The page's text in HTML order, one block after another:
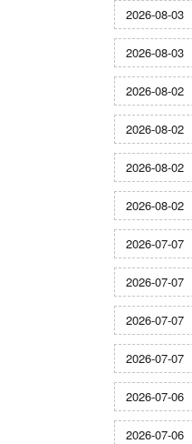
2026-08-03
2026-08-03
2026-08-02
2026-08-02
2026-08-02
2026-08-02
2026-07-07
2026-07-07
2026-07-07
2026-07-07
2026-07-06
2026-07-06